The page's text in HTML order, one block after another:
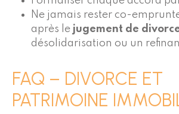
Ne jamais rester co-
après le jugement de
désolidarisation ou un
FAQ – DIVORCE ET
PATRIMOINE